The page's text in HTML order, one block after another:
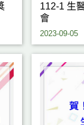
112-1 生醫理
會
2023-09-05